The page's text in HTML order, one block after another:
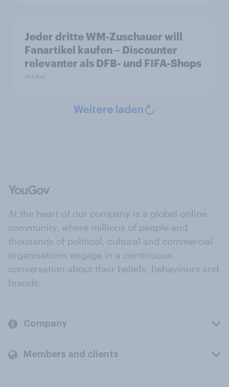
Jeder dritte WM-Zuschauer will
Fanartikel kaufen – Discounter
relevanter als DFB- und FIFA-Shops
Artikel
Weitere laden
At the heart of our company is a global online
community, where millions of people and
thousands of political, cultural and commercial
organisations engage in a continuous
conversation about their beliefs, behaviours and
brands.
Company
Members and clients